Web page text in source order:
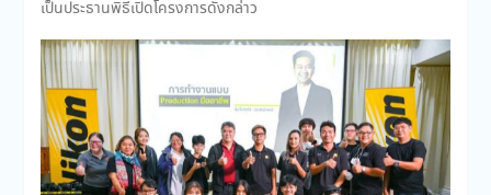
เป็นประธานพิธีเปิดโครงการดังกล่าว